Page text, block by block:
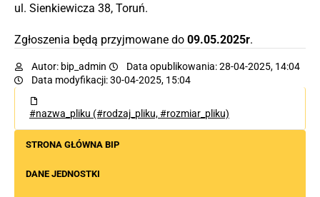
ul. Sienkiewicza 38, Toruń.
Zgłoszenia będą przyjmowane do 09.05.2025r.
Autor: bip_admin
Data opublikowania: 28-04-2025, 14:04
Data modyfikacji: 30-04-2025, 15:04
#nazwa_pliku (#rodzaj_pliku, #rozmiar_pliku)
STRONA GŁÓWNA BIP
DANE JEDNOSTKI